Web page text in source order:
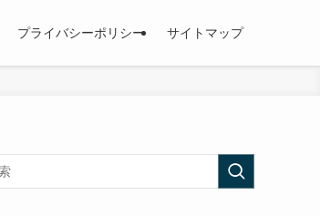
プライバシーポリシー サイトマップ